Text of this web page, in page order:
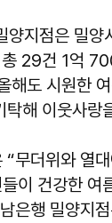
지점은 밀양
29건 1억
해도 시원한
탁해 이웃사랑
“무더위와 열
이 건강한 여
은행 밀양지